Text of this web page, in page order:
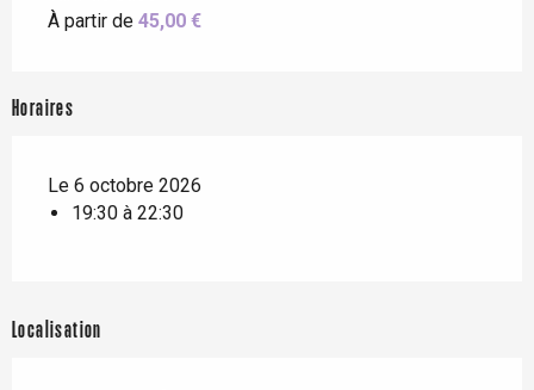
À partir de 45,00 €
Horaires
Le 6 octobre 2026
19:30 à 22:30
Localisation